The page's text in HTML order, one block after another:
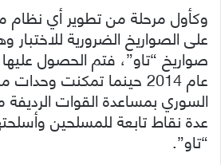
وكأول مرحلة من تطوير أي
على الصواريخ الضرورية
صواريخ “تاو”، فتم الحصول
عام 2014 حينما تمكنت
السوري بمساعدة القوات الرديفة
عدة نقاط تابعة للمسلحين
“تاو”.